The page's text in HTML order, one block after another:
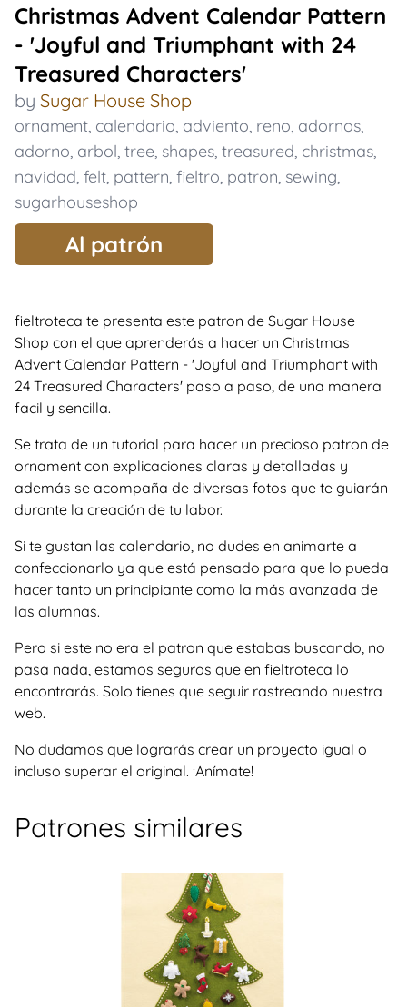
Christmas Advent Calendar Pattern
- 'Joyful and Triumphant with 24
Treasured Characters'
by Sugar House Shop
ornament calendario adviento reno adornos
adorno arbol tree shapes treasured christmas
navidad felt pattern fieltro patron sewing
sugarhouseshop
Al patrón
fieltroteca te presenta este patron de Sugar House
Shop con el que aprenderás a hacer un Christmas
Advent Calendar Pattern - 'Joyful and Triumphant with
24 Treasured Characters' paso a paso, de una manera
facil y sencilla.
Se trata de un tutorial para hacer un precioso patron de
ornament con explicaciones claras y detalladas y
además se acompaña de diversas fotos que te guiarán
durante la creación de tu labor.
Si te gustan las calendario, no dudes en animarte a
confeccionarlo ya que está pensado para que lo pueda
hacer tanto un principiante como la más avanzada de
las alumnas.
Pero si este no era el patron que estabas buscando, no
pasa nada, estamos seguros que en fieltroteca lo
encontrarás. Solo tienes que seguir rastreando nuestra
web.
No dudamos que lograrás crear un proyecto igual o
incluso superar el original. ¡Anímate!
Patrones similares